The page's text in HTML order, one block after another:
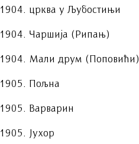
1904. црква у Љубостињи
1904. Чаршија (Рипањ)
1904. Мали друм (Поповићи)
1905. Пољна
1905. Варварин
1905. Јухор